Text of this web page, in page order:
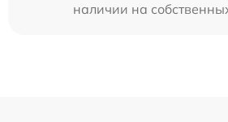
наличии на